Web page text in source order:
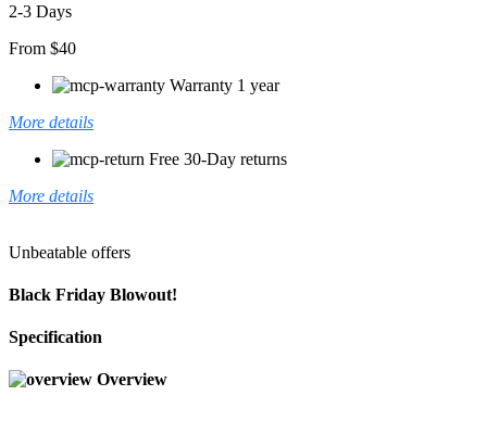
2-3 Days
From $40
Warranty 1 year
More details
Free 30-Day returns
More details
Unbeatable offers
Black Friday Blowout!
Specification
Overview